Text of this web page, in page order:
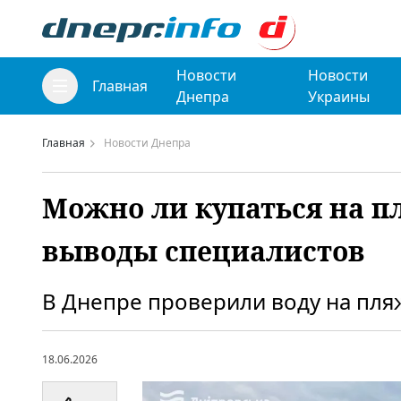
Главная
Новости
Днепра
Новости
Украины
Главная Новости Днепра
Можно ли купаться на
выводы специалистов
В Днепре проверили воду на
18.06.2026